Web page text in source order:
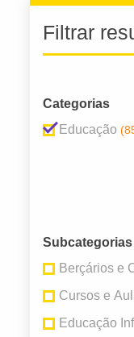
Filtrar
Categorias
Educação
Subcategorias
Berçários e
Cursos e
Educação